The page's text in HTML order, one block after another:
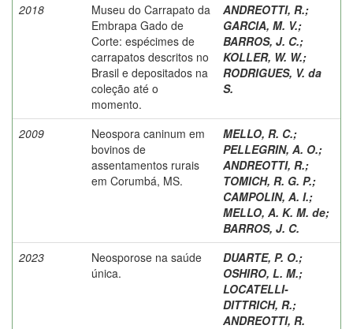
2018
Museu do Carrapato da
Embrapa Gado de
Corte: espécimes de
carrapatos descritos no
Brasil e depositados na
coleção até o
momento.
ANDREOTTI, R.;
GARCIA, M. V.;
BARROS, J. C.;
KOLLER, W. W.;
RODRIGUES, V. da
S.
2009
Neospora caninum em
bovinos de
assentamentos rurais
em Corumbá, MS.
MELLO, R. C.;
PELLEGRIN, A. O.;
ANDREOTTI, R.;
TOMICH, R. G. P.;
CAMPOLIN, A. I.;
MELLO, A. K. M. de;
BARROS, J. C.
2023
Neosporose na saúde
única.
DUARTE, P. O.;
OSHIRO, L. M.;
LOCATELLI-
DITTRICH, R.;
ANDREOTTI, R.